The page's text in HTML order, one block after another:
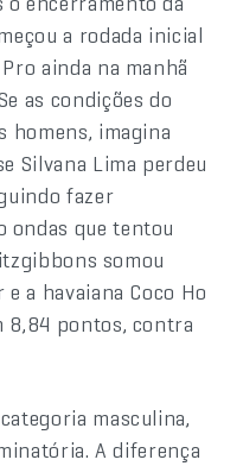
a rodada inicial
ainda na manhã
as condições do
homens, imagina
Silvana Lima perdeu
fazer
ondas que tentou
somou
a havaiana Coco Ho
8,84 pontos, contra
masculina,
A diferença